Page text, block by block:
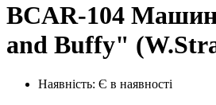
BCAR-104
and Buffy"
Наявність: Є в наявності